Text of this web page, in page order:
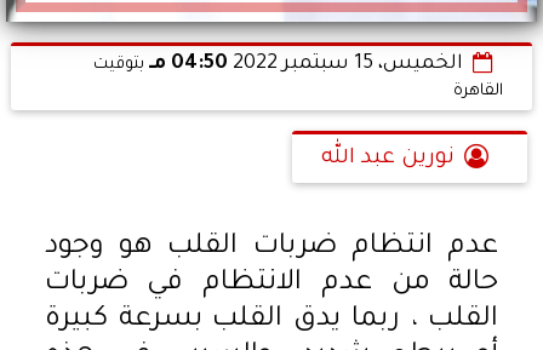
الخميس، 15 سبتمبر 2022 04:50 مـ
بتوقيت
القاهرة
نورين عبد الله
عدم انتظام ضربات القلب هو وجود
حالة من عدم الانتظام في ضربات
القلب ، ربما يدق القلب بسرعة كبيرة